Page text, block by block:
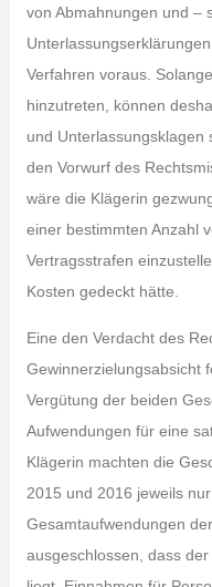
von Abmahnungen und –
Verfahren voraus.
hinzutreten, können
und Unterlassungsklagen
den Vorwurf des
wäre die Klägerin
einer bestimmten Anzahl
Vertragsstrafen
Kosten gedeckt hätte.
Eine den Verdacht des
Gewinnerzielungsabsicht
Vergütung der beiden
Aufwendungen für eine
Klägerin machten die
2015 und 2016 jeweils
Gesamtaufwendungen
ausgeschlossen, dass